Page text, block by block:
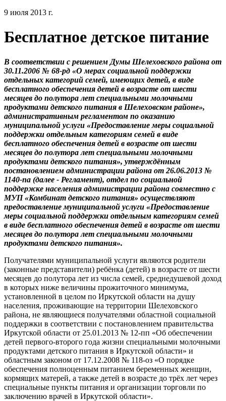
9 июля 2013 г.
Бесплатное детское питание
В соответствии с решением Думы Шелеховского района от
30.11.2006 № 68-рд «О мерах социальной поддержки
отдельных категорий семей, имеющих детей, в виде
бесплатного обеспечения детей в возрасте от шести
месяцев до полутора лет специальными молочными
продуктами детского питания в Шелеховском районе»,
административным регламентом по оказанию
муниципальной услуги «Предоставление меры социальной
поддержки отдельным категориям семей в виде
бесплатного обеспечения детей в возрасте от шести
месяцев до полутора лет специальными молочными
продуктами детского питания», утверждённым
постановлением администрации района от 26.06.2013 №
1140-па (далее - Регламент), отдел по социальной
поддержке населения администрации района совместно с
МУП «Комбинат детского питания» осуществляют
предоставление муниципальной услуги «Предоставление
меры социальной поддержки отдельным категориям семей
в виде бесплатного обеспечения детей в возрасте от шести
месяцев до полутора лет специальными молочными
продуктами детского питания».
Получателями муниципальной услуги являются родители
(законные представители) ребёнка (детей) в возрасте от шести
месяцев до полутора лет из числа семей, среднедушевой доход
в которых ниже величины прожиточного минимума,
установленной в целом по Иркутской области на душу
населения, проживающие на территории Шелеховского
района, не являющиеся получателями областной социальной
поддержки в соответствии с постановлением правительства
Иркутской области от 25.01.2013 № 12-пп «Об обеспечении
детей первого-второго года жизни специальными молочными
продуктами детского питания в Иркутской области» и
областным законом от 17.12.2008 № 118-оз «О порядке
обеспечения полноценным питанием беременных женщин,
кормящих матерей, а также детей в возрасте до трёх лет через
специальные пункты питания и организации торговли по
заключению врачей в Иркутской области».